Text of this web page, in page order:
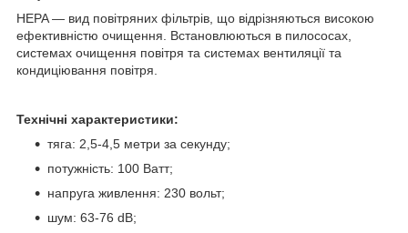
HEPA — вид повітряних фільтрів, що відрізняються високою
ефективністю очищення. Встановлюються в пилососах,
системах очищення повітря та системах вентиляції та
кондиціювання повітря.
Технічні характеристики:
тяга: 2,5-4,5 метри за секунду;
потужність: 100 Ватт;
напруга живлення: 230 вольт;
шум: 63-76 dB;